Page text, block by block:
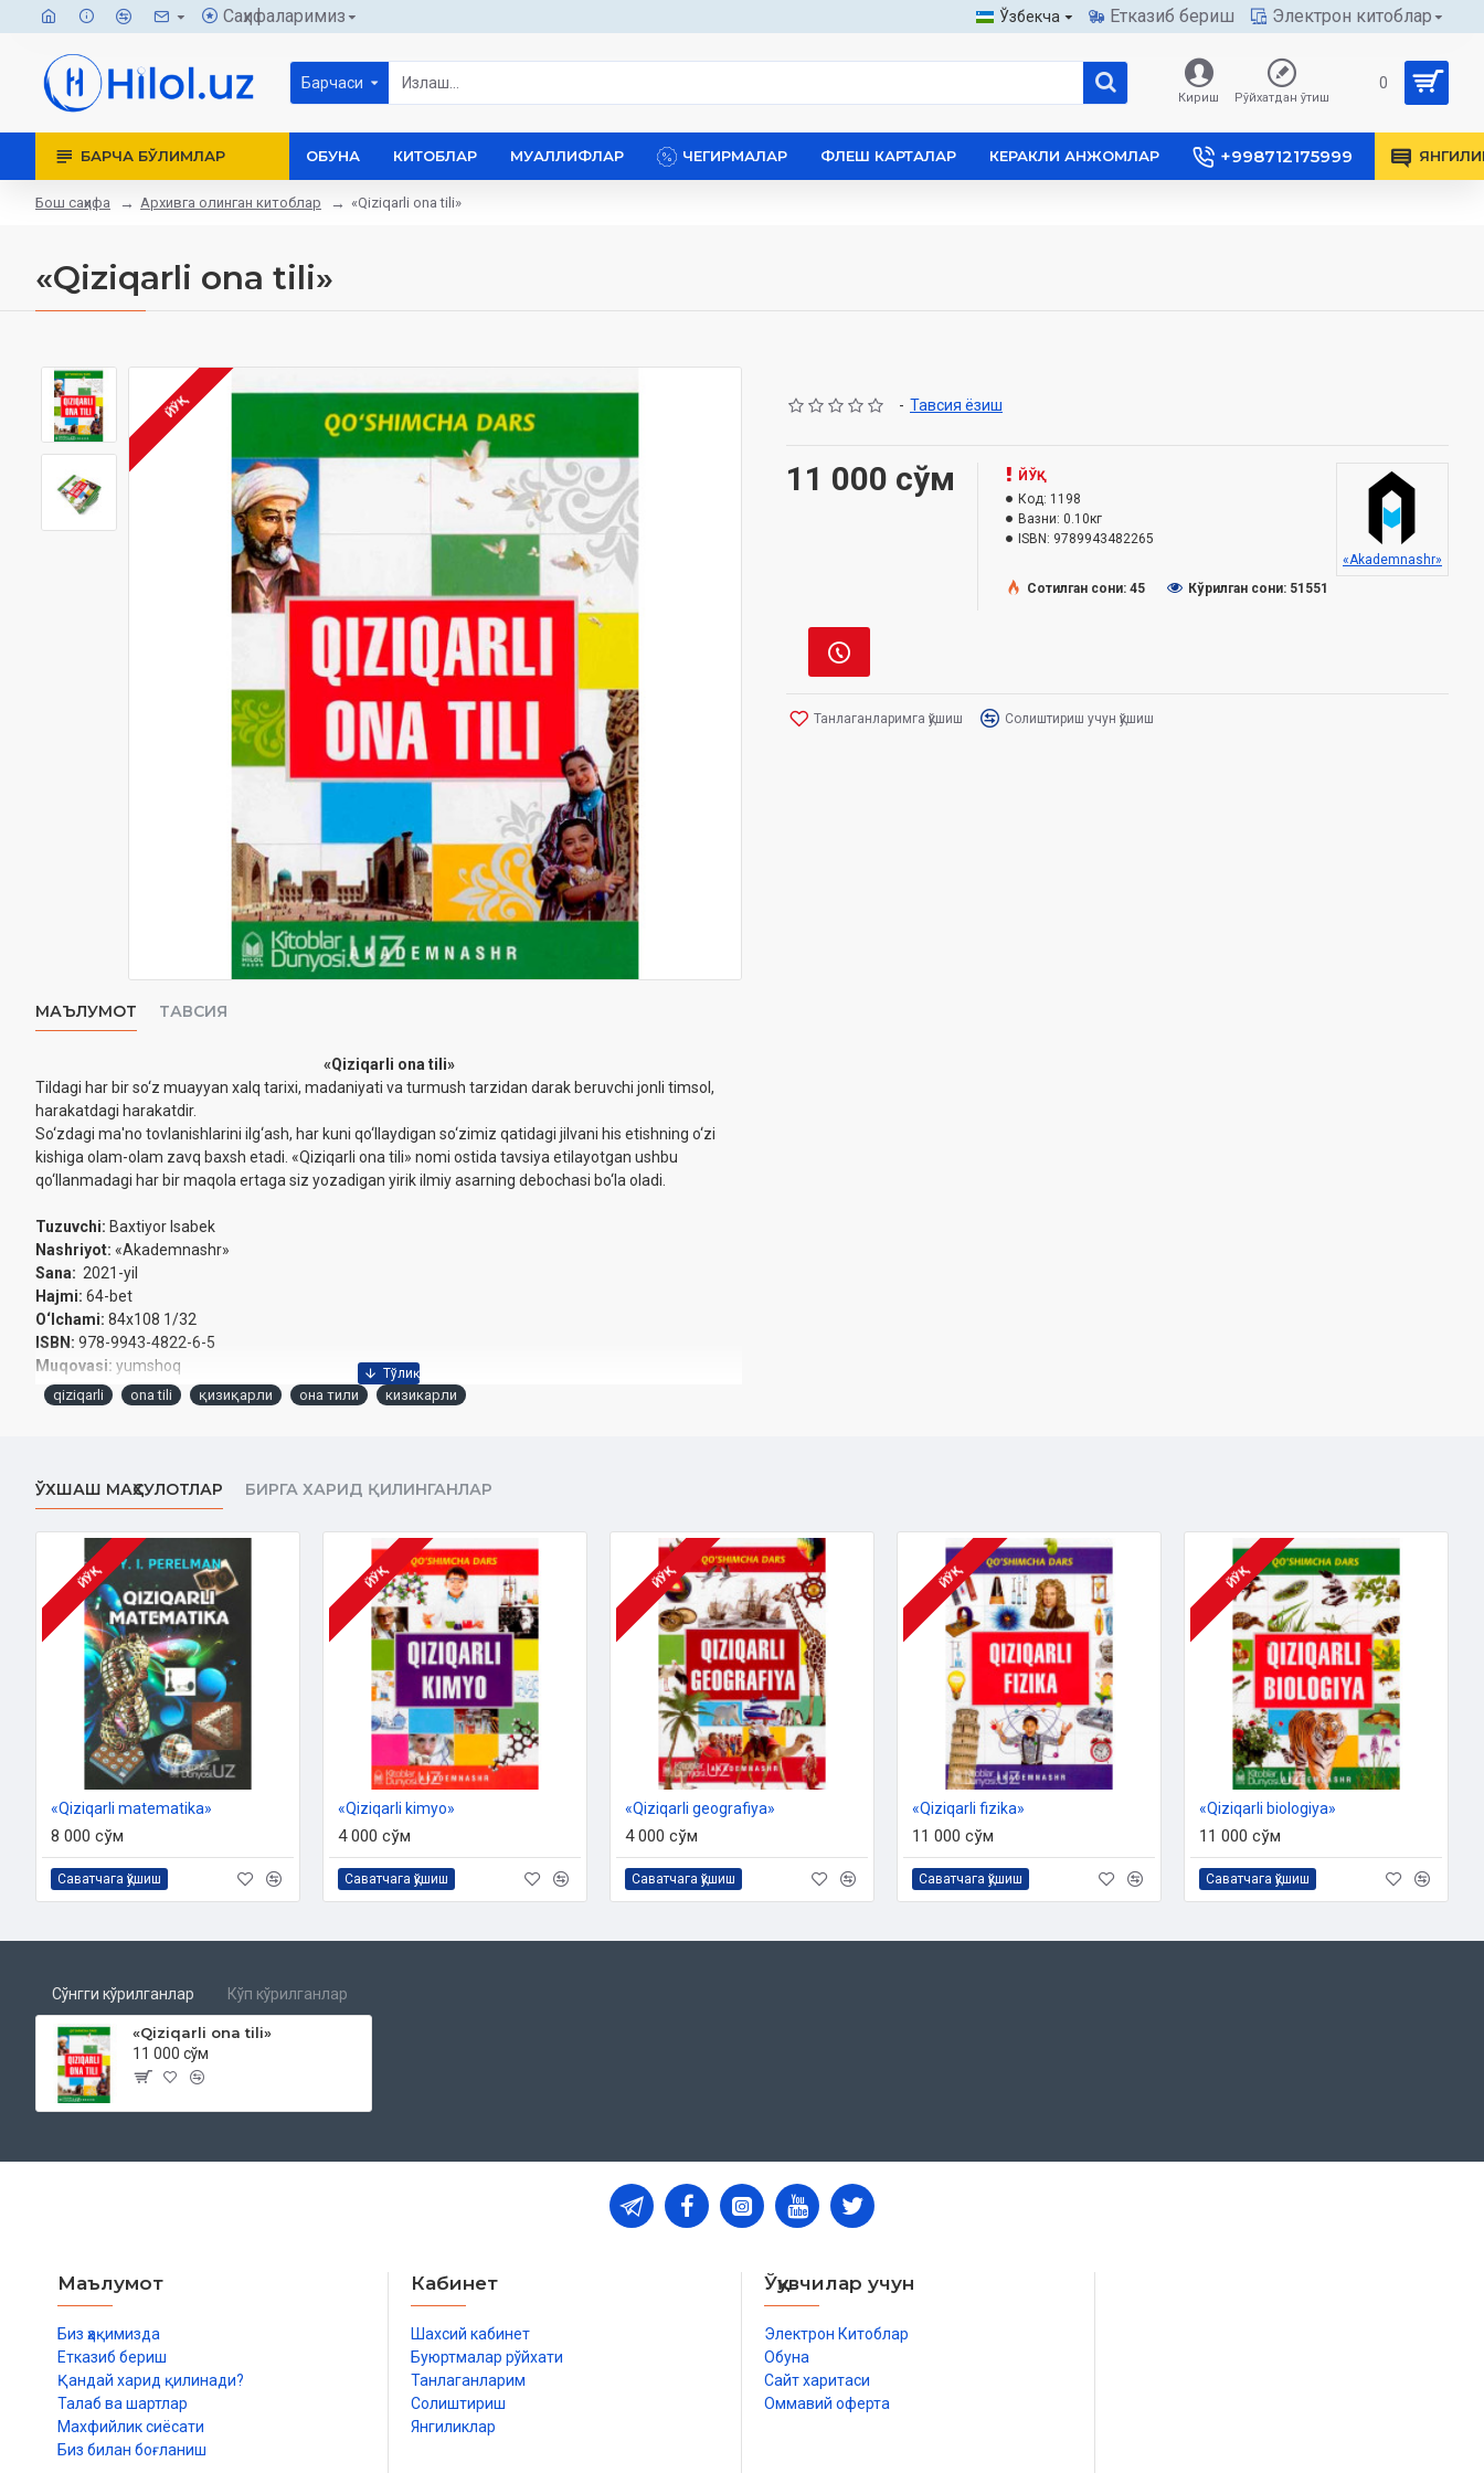
Саҳифаларимиз Ўзбекча Етказиб бериш Электрон китоблар
Барчаси
Кириш Рўйхатдан ўтиш
0
БАРЧА БЎЛИМЛАР ОБУНА КИТОБЛАР МУАЛЛИФЛАР ЧЕГИРМАЛАР ФЛЕШ КАРТАЛАР КЕРАКЛИ АНЖОМЛАР +998712175999
Бош саҳифа Архивга олинган китоблар «Qiziqarli ona tili»
«Qiziqarli ona tili»
ЙЎҚ
МАЪЛУМОТ ТАВСИЯ
«Qiziqarli ona tili»
Tildagi har bir so‘z muayyan xalq tarixi, madaniyati va turmush tarzidan darak beruvchi jonli timsol,
harakatdagi harakatdir.
So‘zdagi ma'no tovlanishlarini ilg‘ash, har kuni qo‘llaydigan so‘zimiz qatidagi jilvani his etishning o‘zi
kishiga olam-olam zavq baxsh etadi. «Qiziqarli ona tili» nomi ostida tavsiya etilayotgan ushbu
qo‘llanmadagi har bir maqola ertaga siz yozadigan yirik ilmiy asarning debochasi bo‘la oladi.
Tuzuvchi: Baxtiyor Isabek
Nashriyot: «Akademnashr»
Sana: 2021-yil
Hajmi: 64-bet
O‘lchami: 84x108 1/32
ISBN: 978-9943-4822-6-5
Muqovasi: yumshoq
- Тавсия ёзиш
11 000 сўм
ЙЎҚ
Код: 1198
Вазни: 0.10кг
ISBN: 9789943482265
«Akademnashr»
Сотилган сони: 45
Кўрилган сони: 51551
Танлаганларимга қўшиш Солиштириш учун қўшиш
qiziqarli ona tili қизиқарли она тили кизикарли
ЎХШАШ МАҲСУЛОТЛАР БИРГА ХАРИД ҚИЛИНГАНЛАР
ЙЎҚ
«Qiziqarli matematika»
8 000 сўм
Саватчага қўшиш
ЙЎҚ
«Qiziqarli kimyo»
4 000 сўм
Саватчага қўшиш
ЙЎҚ
«Qiziqarli geografiya»
4 000 сўм
Саватчага қўшиш
ЙЎҚ
«Qiziqarli fizika»
11 000 сўм
Саватчага қўшиш
ЙЎҚ
«Qiziqarli biologiya»
11 000 сўм
Саватчага қўшиш
Сўнгги кўрилганлар Кўп кўрилганлар
«Qiziqarli ona tili»
11 000 сўм
Маълумот
Биз ҳақимизда
Етказиб бериш
Қандай харид қилинади?
Талаб ва шартлар
Махфийлик сиёсати
Биз билан боғланиш
Кабинет
Шахсий кабинет
Буюртмалар рўйхати
Танлаганларим
Солиштириш
Янгиликлар
Ўқувчилар учун
Электрон Китоблар
Обуна
Сайт харитаси
Оммавий оферта